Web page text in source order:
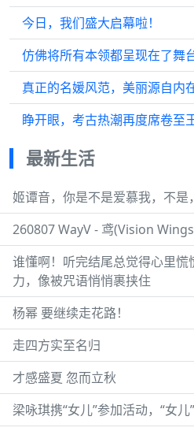
今日，我们盛大启幕啦！
仿佛将所有本领都呈现在了舞
真正的名媛风范，美丽源自内
睁开眼，考古热潮再度席卷至
最新生活
姬谭音，你是不是爱慕我，不是
260807 WayV - 鸢(Vision
谁懂啊！听完结尾总觉得心里
力，像被咒语悄悄裹挟住
杨幂 要继续走花路！
走四方实至名归
才感盛夏 忽而立秋
梁咏琪携“女儿”参加活动，“女